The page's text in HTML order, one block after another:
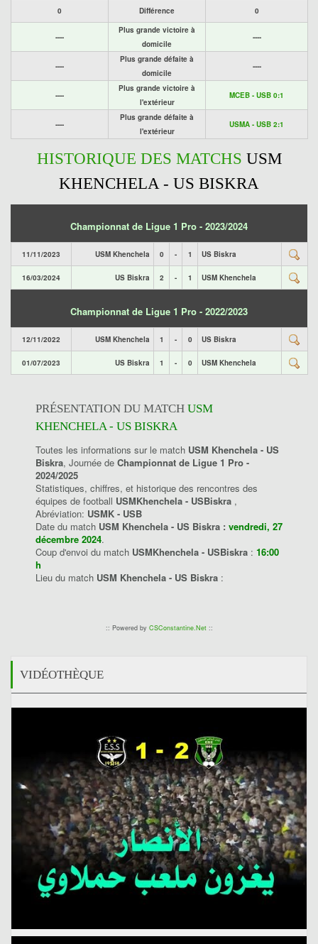
0 Différence 0
----
Plus grande victoire à
domicile
----
----
Plus grande défaite à
domicile
----
----
Plus grande victoire à
l'extérieur
MCEB - USB 0:1
----
Plus grande défaite à
l'extérieur
USMA - USB 2:1
HISTORIQUE DES MATCHS USM
KHENCHELA - US BISKRA
Championnat de Ligue 1 Pro - 2023/2024
11/11/2023 USM Khenchela 0 - 1 US Biskra
16/03/2024 US Biskra 2 - 1 USM Khenchela
Championnat de Ligue 1 Pro - 2022/2023
12/11/2022 USM Khenchela 1 - 0 US Biskra
01/07/2023 US Biskra 1 - 0 USM Khenchela
PRÉSENTATION DU MATCH USM
KHENCHELA - US BISKRA
Toutes les informations sur le match USM Khenchela - US
Biskra, Journée de Championnat de Ligue 1 Pro -
2024/2025
Statistiques, chiffres, et historique des rencontres des
équipes de football USMKhenchela - USBiskra ,
Abréviation: USMK - USB
Date du match USM Khenchela - US Biskra : vendredi, 27
décembre 2024.
Coup d'envoi du match USMKhenchela - USBiskra : 16:00
h
Lieu du match USM Khenchela - US Biskra :
:: Powered by CSConstantine.Net::
VIDÉOTHÈQUE